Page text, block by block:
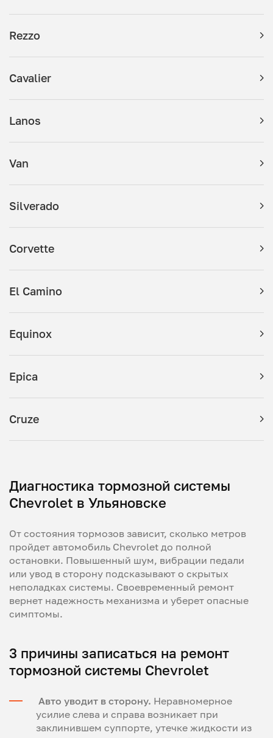
Rezzo
Cavalier
Lanos
Van
Silverado
Corvette
El Camino
Equinox
Epica
Cruze
Диагностика тормозной системы
Chevrolet в Ульяновске
От состояния тормозов зависит, сколько метров
пройдет автомобиль Chevrolet до полной
остановки. Повышенный шум, вибрации педали
или увод в сторону подсказывают о скрытых
неполадках системы. Своевременный ремонт
вернет надежность механизма и уберет опасные
симптомы.
3 причины записаться на ремонт
тормозной системы Chevrolet
Авто уводит в сторону. Неравномерное
усилие слева и справа возникает при
заклинившем суппорте, утечке жидкости из